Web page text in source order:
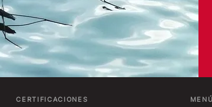
CERTIFICACIONES MENÚ